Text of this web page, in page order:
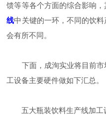
馈等等各个方面的综合影响
线中关键的一环，不同的饮
会有所不同。
下面，成洵实业将目前市
工设备主要硬件做如下汇总。
五大瓶装饮料生产线加工